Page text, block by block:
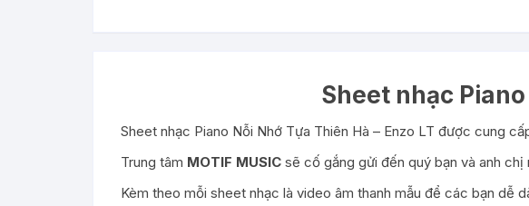
Sheet nhạc
Sheet nhạc Piano Nỗi Nhớ Tựa Thiên Hà – Enzo LT được cung
Trung tâm MOTIF MUSICsẽ cố gắng gửi đến quý bạn và anh chị
Kèm theo mỗi sheet nhạc là video âm thanh mẫu để các bạn dễ